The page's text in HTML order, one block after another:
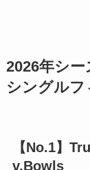
2026年シ
シングルフ
【No.1】
v.Bowls